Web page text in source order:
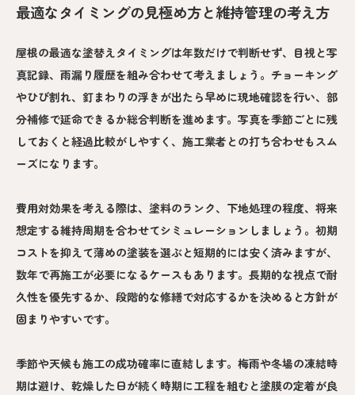
最適なタイミングの見極め方と維持管理の考え方
屋根の最適な塗替えタイミングは年数だけで判断せず、目視と写
真記録、雨漏り履歴を組み合わせて考えましょう。チョーキング
やひび割れ、釘まわりの浮きが出たら早めに現地確認を行い、部
分補修で延命できるか総合判断を進めます。写真を季節ごとに残
しておくと経過比較がしやすく、施工業者との打ち合わせもスム
ーズになります。
費用対効果を考える際は、塗料のランク、下地処理の程度、将来
想定する維持周期を合わせてシミュレーションしましょう。初期
コストを抑えて薄めの塗装を選ぶと短期的には安く済みますが、
数年で再施工が必要になるケースもあります。長期的な視点で耐
久性を優先するか、段階的な修繕で対応するかを決めると方針が
固まりやすいです。
季節や天候も施工の成功確率に直結します。梅雨や冬場の凍結時
期は避け、乾燥した日が続く時期に工程を組むと塗膜の定着が良